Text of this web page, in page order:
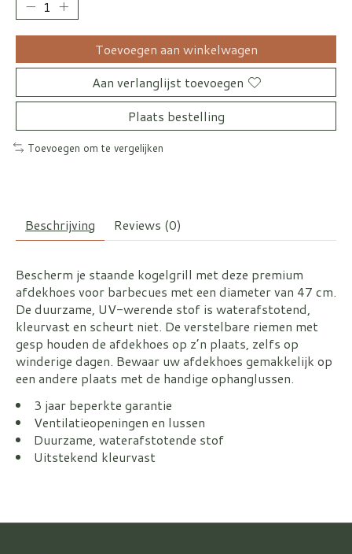
Toevoegen aan winkelwagen
Aan verlanglijst toevoegen
Plaats bestelling
Toevoegen om te vergelijken
Beschrijving Reviews (0)
Bescherm je staande kogelgrill met deze premium
afdekhoes voor barbecues met een diameter van 47 cm.
De duurzame, UV-werende stof is waterafstotend,
kleurvast en scheurt niet. De verstelbare riemen met
gesp houden de afdekhoes op z’n plaats, zelfs op
winderige dagen. Bewaar uw afdekhoes gemakkelijk op
een andere plaats met de handige ophanglussen.
3 jaar beperkte garantie
Ventilatieopeningen en lussen
Duurzame, waterafstotende stof
Uitstekend kleurvast